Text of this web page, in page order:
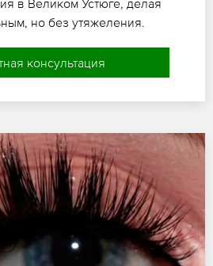
в Великом Устюге, делая
но без утяжеления.
консультация